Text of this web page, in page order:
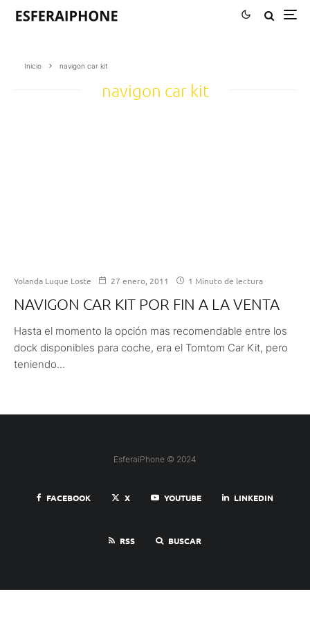
Inicio navigon car kit
navigon car kit
Yolanda Luque Loste 27 enero, 2011 1 Minuto de lectura
NAVIGON CAR KIT POR FIN A LA VENTA
Hasta el momento la opción mas recomendable entre los
dock disponibles para coche, era el Tomtom Car Kit, pero
teniendo...
EsferaiPhone © 2024
FACEBOOK X YOUTUBE LINKEDIN
RSS BUSCAR